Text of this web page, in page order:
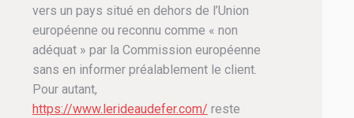
vers un pays situé en dehors de l’Union
européenne ou reconnu comme « non
adéquat » par la Commission européenne
sans en informer préalablement le client.
Pour autant,
https://www.lerideaudefer.com/ reste